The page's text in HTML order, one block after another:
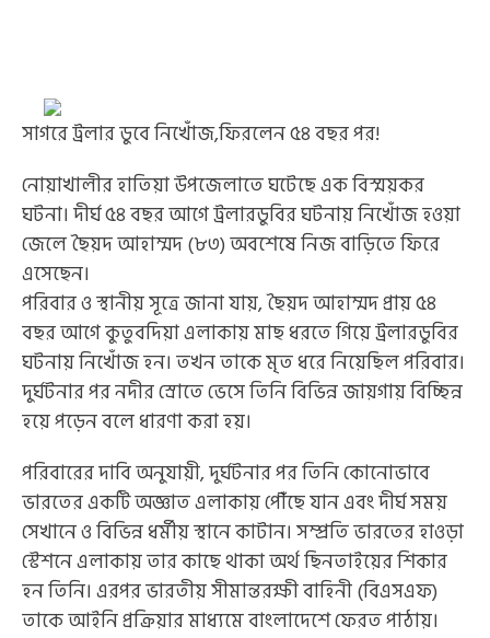
সাগরে ট্রলার ডুবে নিখোঁজ,ফিরলেন ৫৪ বছর পর!
নোয়াখালীর হাতিয়া উপজেলাতে ঘটেছে এক বিস্ময়কর
ঘটনা। দীর্ঘ ৫৪ বছর আগে ট্রলারডুবির ঘটনায় নিখোঁজ হওয়া
জেলে ছৈয়দ আহাম্মদ (৮৩) অবশেষে নিজ বাড়িতে ফিরে
এসেছেন।
পরিবার ও স্থানীয় সূত্রে জানা যায়, ছৈয়দ আহাম্মদ প্রায় ৫৪
বছর আগে কুতুবদিয়া এলাকায় মাছ ধরতে গিয়ে ট্রলারডুবির
ঘটনায় নিখোঁজ হন। তখন তাকে মৃত ধরে নিয়েছিল পরিবার।
দুর্ঘটনার পর নদীর স্রোতে ভেসে তিনি বিভিন্ন জায়গায় বিচ্ছিন্ন
হয়ে পড়েন বলে ধারণা করা হয়।
পরিবারের দাবি অনুযায়ী, দুর্ঘটনার পর তিনি কোনোভাবে
ভারতের একটি অজ্ঞাত এলাকায় পৌঁছে যান এবং দীর্ঘ সময়
সেখানে ও বিভিন্ন ধর্মীয় স্থানে কাটান। সম্প্রতি ভারতের হাওড়া
স্টেশনে এলাকায় তার কাছে থাকা অর্থ ছিনতাইয়ের শিকার
হন তিনি। এরপর ভারতীয় সীমান্তরক্ষী বাহিনী (বিএসএফ)
তাকে আইনি প্রক্রিয়ার মাধ্যমে বাংলাদেশে ফেরত পাঠায়।